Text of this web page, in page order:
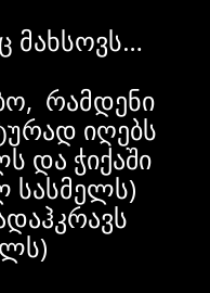
მახსოვს…
რამდენი
იღებს
და ჭიქაში
სასმელს)